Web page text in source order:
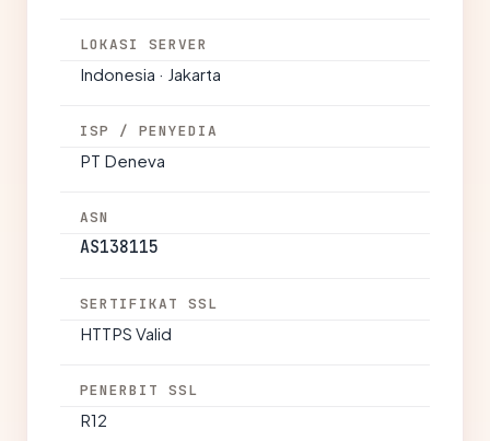
LOKASI SERVER
Indonesia · Jakarta
ISP / PENYEDIA
PT Deneva
ASN
AS138115
SERTIFIKAT SSL
HTTPS Valid
PENERBIT SSL
R12